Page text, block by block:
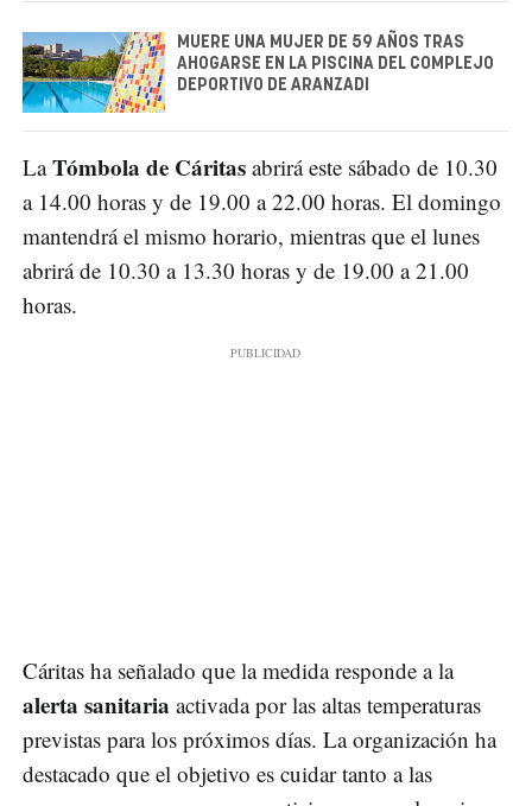
MUERE UNA MUJER DE 59 AÑOS TRAS
AHOGARSE EN LA PISCINA DEL COMPLEJO
DEPORTIVO DE ARANZADI
LaTómbola de Cáritas abrirá este sábado de 10.30
a 14.00 horas y de 19.00 a 22.00 horas. El domingo
mantendrá el mismo horario, mientras que el lunes
abrirá de 10.30 a 13.30 horas y de 19.00 a 21.00
horas.
Cáritas ha señalado que la medida responde a la
alerta sanitaria activada por las altas temperaturas
previstas para los próximos días. La organización ha
destacado que el objetivo es cuidar tanto a las